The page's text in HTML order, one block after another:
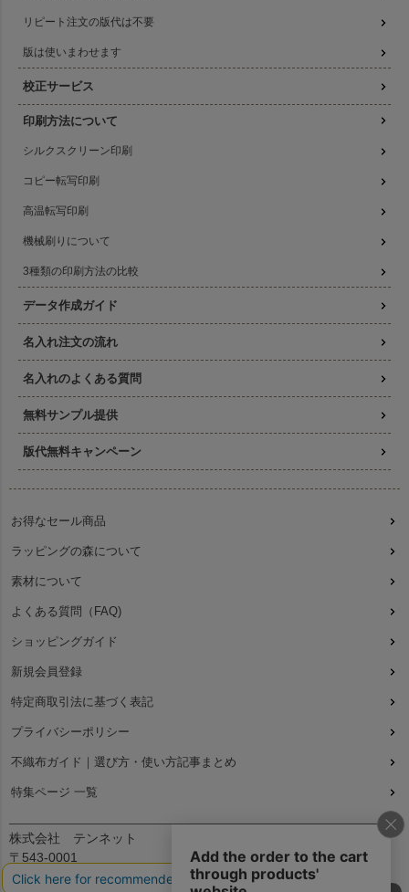
リピート注文の版代は不要
版は使いまわせます
校正サービス
印刷方法について
シルクスクリーン印刷
コピー転写印刷
高温転写印刷
機械刷りについて
3種類の印刷方法の比較
データ作成ガイド
名入れ注文の流れ
名入れのよくある質問
無料サンプル提供
版代無料キャンペーン
お得なセール商品
ラッピングの森について
素材について
よくある質問（FAQ)
ショッピングガイド
新規会員登録
特定商取引法に基づく表記
プライバシーポリシー
不織布ガイド｜選び方・使い方記事まとめ
特集ページ 一覧
株式会社 テンネット
〒543-0001
大阪府大阪市天王寺区上本町7丁目2-23-5B2